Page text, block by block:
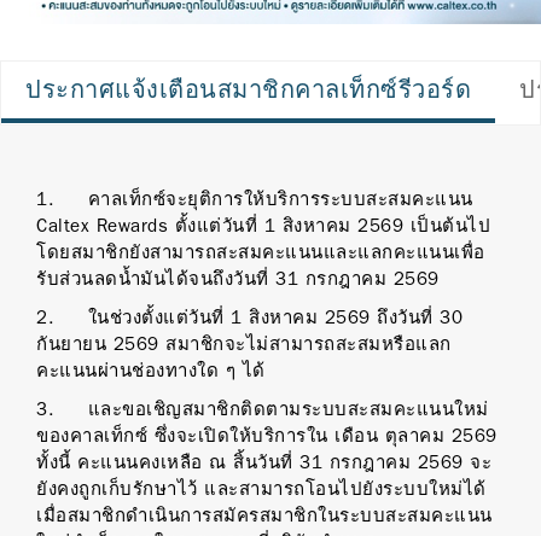
ประกาศแจ้งเตือนสมาชิกคาลเท็กซ์รีวอร์ด ป
1. คาลเท็กซ์จะยุติการให้บริการระบบสะสมคะแนน
Caltex Rewards ตั้งแต่วันที่ 1 สิงหาคม 2569 เป็นต้นไป
โดยสมาชิกยังสามารถสะสมคะแนนและแลกคะแนนเพื่อ
รับส่วนลดน้ำมันได้จนถึงวันที่ 31 กรกฎาคม 2569
2. ในช่วงตั้งแต่วันที่ 1 สิงหาคม 2569 ถึงวันที่ 30
กันยายน 2569 สมาชิกจะไม่สามารถสะสมหรือแลก
คะแนนผ่านช่องทางใด ๆ ได้
3. และขอเชิญสมาชิกติดตามระบบสะสมคะแนนใหม่
ของคาลเท็กซ์ ซึ่งจะเปิดให้บริการใน เดือน ตุลาคม 2569
ทั้งนี้ คะแนนคงเหลือ ณ สิ้นวันที่ 31 กรกฎาคม 2569 จะ
ยังคงถูกเก็บรักษาไว้ และสามารถโอนไปยังระบบใหม่ได้
เมื่อสมาชิกดำเนินการสมัครสมาชิกในระบบสะสมคะแนน